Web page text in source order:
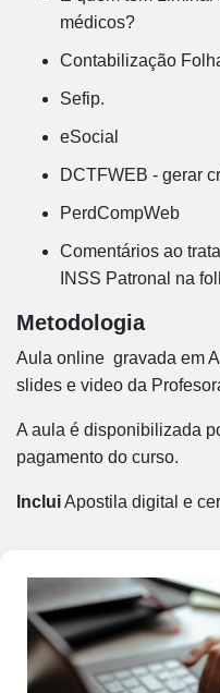
médicos?
Contabilização
Sefip.
eSocial
DCTFWEB - gerar
PerdCompWeb
Comentários ao
INSS Patronal na
Metodologia
Aula online gravada em
slides e video da
A aula é disponibilizada
pagamento do curso.
IncluiApostila digital e